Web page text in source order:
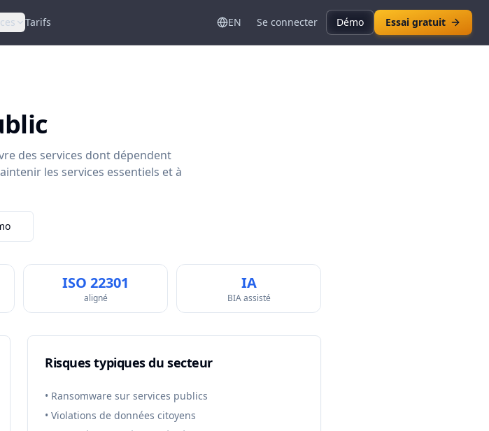
Tarifs EN Se connecter Démo Essai gratuit
des services dont dépendent
les services essentiels et à
ISO 22301
aligné
IA
BIA assisté
Risques typiques du secteur
• Ransomware sur services publics
• Violations de données citoyens